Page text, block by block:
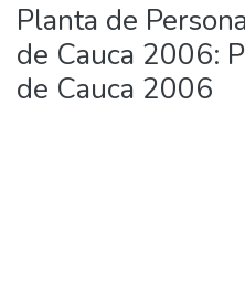
Planta de
de Cauca 2006:
de Cauca 2006